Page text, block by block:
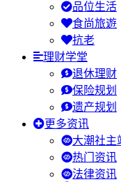
品位生活
食尚旅遊
抗老
理财学堂
退休理财
保险规划
遗产规划
更多资讯
大潮社主
热门资讯
法律资讯